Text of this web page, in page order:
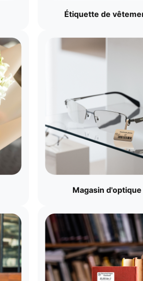
Étiquette de
Magasin d'optique